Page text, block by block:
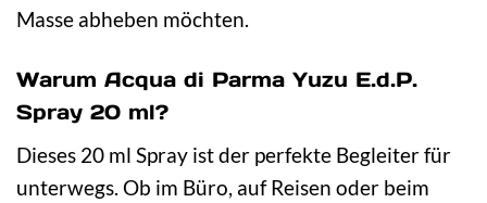
Masse abheben möchten.
Warum Acqua di Parma Yuzu E.d.P.
Spray 20 ml?
Dieses 20 ml Spray ist der perfekte Begleiter für
unterwegs. Ob im Büro, auf Reisen oder beim